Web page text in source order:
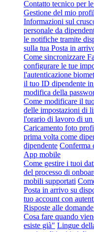
Contatto tecnico per
Gestione del mio
Informazioni sul
personale da
le notifiche tramite
sulla tua Posta in
Come sincronizzare
configurare le tue
l'autenticazione
il tuo ID dipendente
modifica della
Come modificare il
delle impostazioni di
l'orario di lavoro di un
Caricamento foto
prima volta come
dipendente Conferma
App mobile
Come gestire i tuoi
del processo di
mobili supportati
Posta in arrivo su
tuo account con
Risposte alle
Cosa fare quando
esiste già" Lingue